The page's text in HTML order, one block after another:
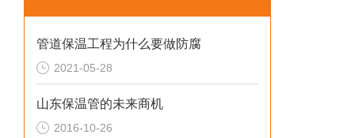
管道保温工程为什么要做防腐
2021-05-28
山东保温管的未来商机
2016-10-26